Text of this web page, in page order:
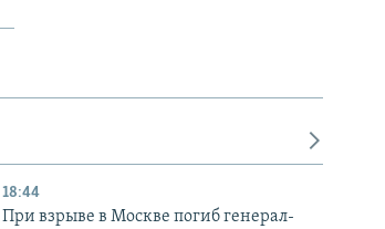
18:44
При взрыве в Москве погиб генерал-